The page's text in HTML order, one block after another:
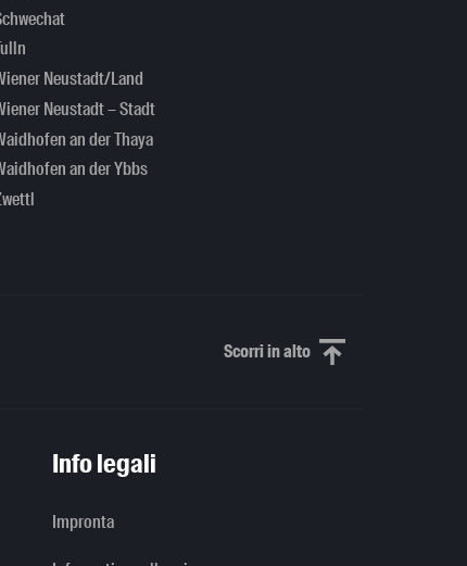
Neustadt/Land
Neustadt – Stadt
an der Thaya
an der Ybbs
Scorri in altoScorri in alto
Info legali
Impronta